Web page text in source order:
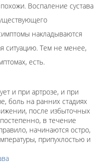
Воспаление сустава
накладываются
ситуацию. Тем не менее,
есть.
и при артрозе, и при
боль на ранних стадиях
после избыточных
в течение
начинаются остро,
припухлостью и